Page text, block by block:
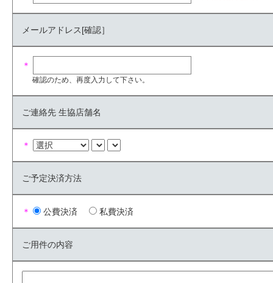
メールアドレス[確認］
＊
確認のため、再度入力して下さい。
ご連絡先 生協店舗名
＊
ご予定決済方法
＊ 公費決済 私費決済
ご用件の内容